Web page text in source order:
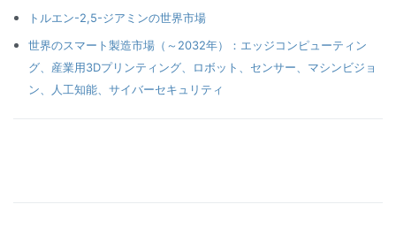
トルエン-2,5-ジアミンの世界市場
世界のスマート製造市場（～2032年）：エッジコンピューティン
グ、産業用3Dプリンティング、ロボット、センサー、マシンビジョ
ン、人工知能、サイバーセキュリティ